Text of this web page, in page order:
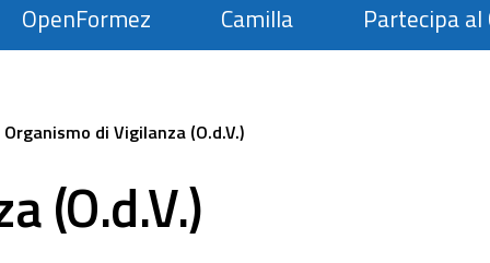
OpenFormez Camilla Partecipa al
Organismo di Vigilanza (O.d.V.)
(O.d.V.)